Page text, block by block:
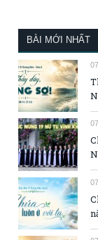
BÀI MỚI NHẤT